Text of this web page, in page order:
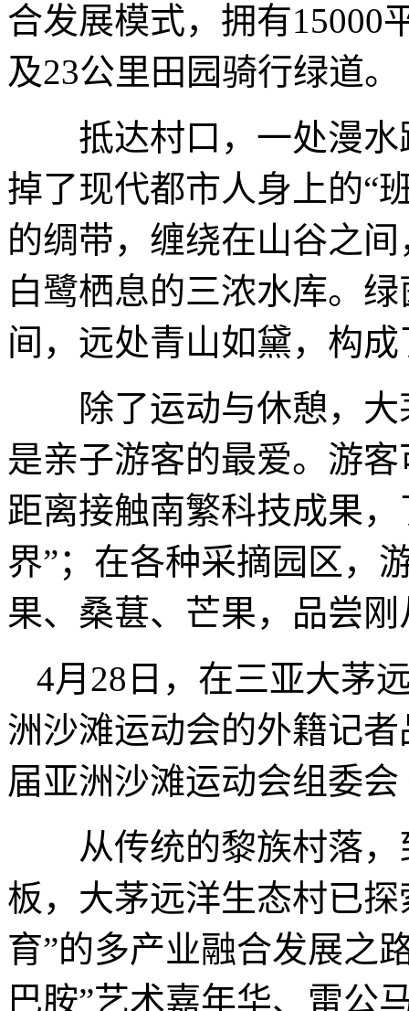
合发展模式，拥有15000
及23公里田园骑行绿道。
抵达村口，一处漫水
掉了现代都市人身上的“
的绸带，缠绕在山谷之
白鹭栖息的三浓水库。
间，远处青山如黛，构
除了运动与休憩，大
是亲子游客的最爱。游
距离接触南繁科技成果
界”；在各种采摘园区，
果、桑葚、芒果，品尝
4月28日，在三亚大茅
洲沙滩运动会的外籍记
届亚洲沙滩运动会组委会
从传统的黎族村落，
板，大茅远洋生态村已
育”的多产业融合发展之
巴胺”艺术嘉年华、雷公